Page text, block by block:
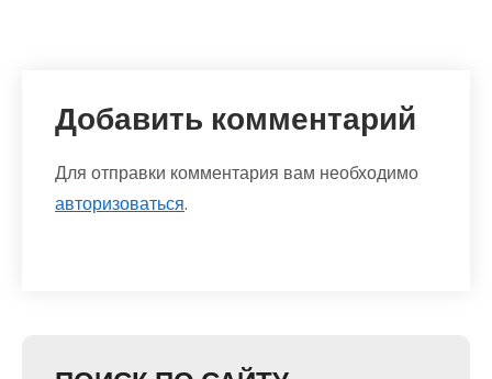
Добавить комментарий
Для отправки комментария вам необходимо
авторизоваться.